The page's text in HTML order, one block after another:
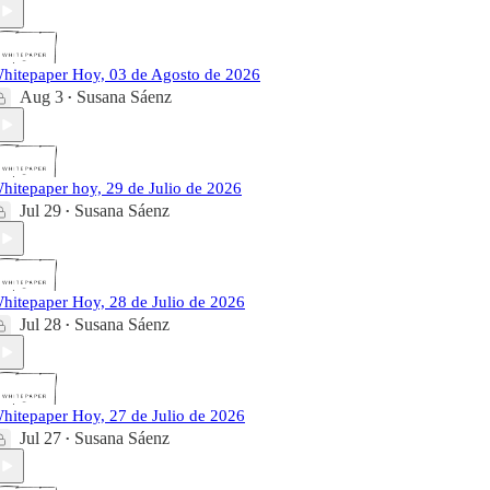
Hoy, 03 de Agosto de 2026
Aug 3 • Susana Sáenz
hoy, 29 de Julio de 2026
Jul 29 • Susana Sáenz
Hoy, 28 de Julio de 2026
Jul 28 • Susana Sáenz
Hoy, 27 de Julio de 2026
Jul 27 • Susana Sáenz